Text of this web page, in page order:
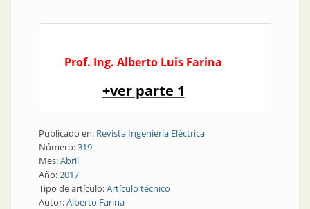
Prof. Ing. Alberto Luis Farina
+ver parte 1
Publicado en: Revista Ingeniería Eléctrica
Número:319
Mes:Abril
Año:2017
Tipo de artículo:Artículo técnico
Autor:Alberto Farina